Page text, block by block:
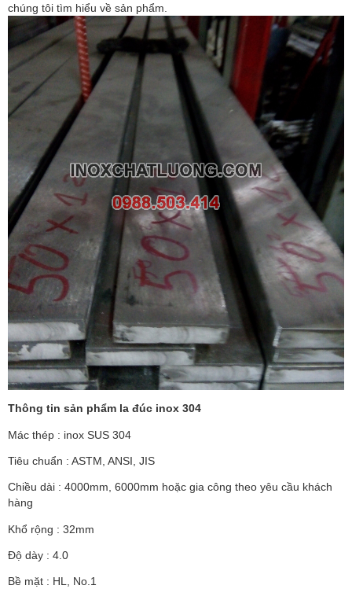
chúng tôi tìm hiểu về sản phẩm.
Thông tin sản phẩm la đúc inox 304
Mác thép : inox SUS 304
Tiêu chuẩn : ASTM, ANSI, JIS
Chiều dài : 4000mm, 6000mm hoặc gia công theo yêu cầu khách
hàng
Khổ rộng : 32mm
Độ dày : 4.0
Bề mặt : HL, No.1